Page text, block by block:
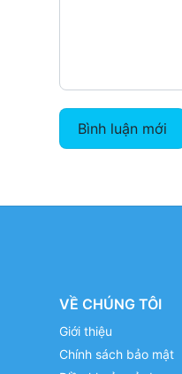
Bình luận mới
VỀ CHÚNG TÔI
Giới thiệu
Chính sách bảo mật